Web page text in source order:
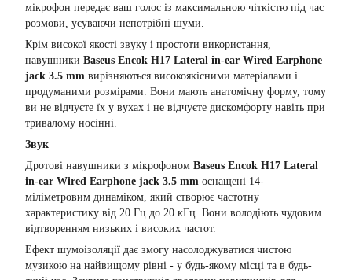
мікрофон передає ваш голос із максимальною чіткістю під час
розмови, усуваючи непотрібні шуми.
Крім високої якості звуку і простоти використання,
навушники Baseus Encok H17 Lateral in-ear Wired Earphone
jack 3.5 mm вирізняються високоякісними матеріалами і
продуманими розмірами. Вони мають анатомічну форму, тому
ви не відчуєте їх у вухах і не відчуєте дискомфорту навіть при
тривалому носінні.
Звук
Дротові навушники з мікрофоном Baseus Encok H17 Lateral
in-ear Wired Earphone jack 3.5 mm оснащені 14-
міліметровим динаміком, який створює частотну
характеристику від 20 Гц до 20 кГц. Вони володіють чудовим
відтворенням низьких і високих частот.
Ефект шумоізоляції дає змогу насолоджуватися чистою
музикою на найвищому рівні - у будь-якому місці та в будь-